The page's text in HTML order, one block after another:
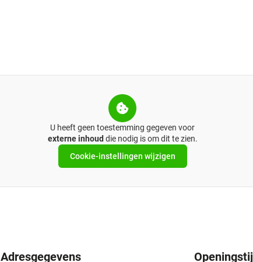
U heeft geen toestemming gegeven voor
externe inhoud die nodig is om dit te zien.
Cookie-instellingen wijzigen
Adresgegevens